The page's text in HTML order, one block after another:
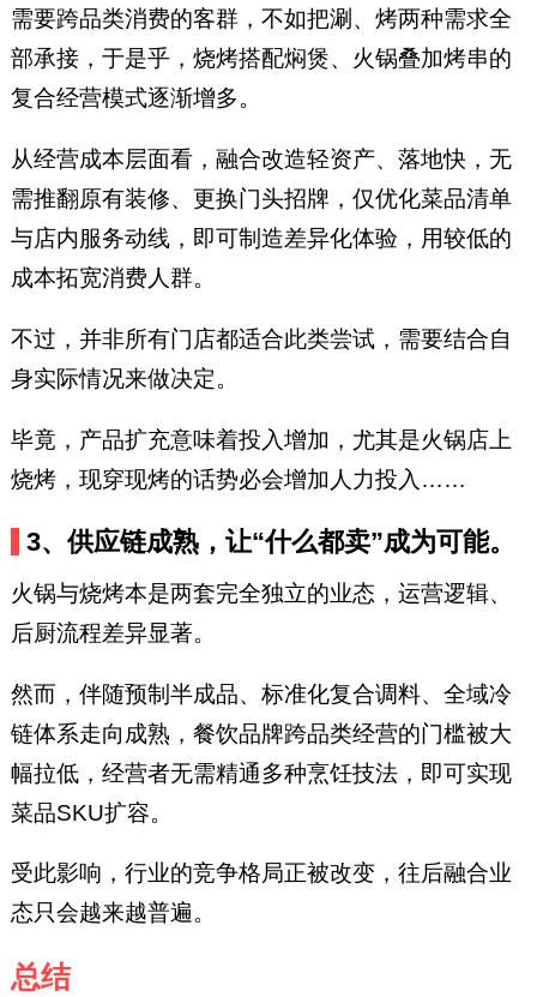
需要跨品类消费的客群，不如把涮、烤两种需求全
部承接，于是乎，烧烤搭配焖煲、火锅叠加烤串的
复合经营模式逐渐增多。
从经营成本层面看，融合改造轻资产、落地快，无
需推翻原有装修、更换门头招牌，仅优化菜品清单
与店内服务动线，即可制造差异化体验，用较低的
成本拓宽消费人群。
不过，并非所有门店都适合此类尝试，需要结合自
身实际情况来做决定。
毕竟，产品扩充意味着投入增加，尤其是火锅店上
烧烤，现穿现烤的话势必会增加人力投入……
3、供应链成熟，让“什么都卖”成为可能。
火锅与烧烤本是两套完全独立的业态，运营逻辑、
后厨流程差异显著。
然而，伴随预制半成品、标准化复合调料、全域冷
链体系走向成熟，餐饮品牌跨品类经营的门槛被大
幅拉低，经营者无需精通多种烹饪技法，即可实现
菜品SKU扩容。
受此影响，行业的竞争格局正被改变，往后融合业
态只会越来越普遍。
总结